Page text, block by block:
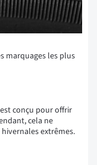
marquages les plus
conçu pour offrir
cela ne
extrêmes.